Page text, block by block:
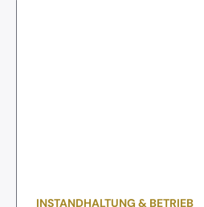
INSTANDHALTUNG & BETRIEB